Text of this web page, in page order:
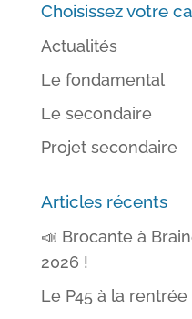
Choisissez votre
Actualités
Le fondamental
Le secondaire
Projet secondaire
Articles récents
📣 Brocante à
2026 !
Le P45 à la